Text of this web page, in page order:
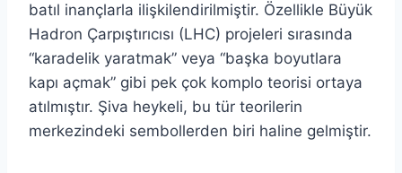
batıl inançlarla ilişkilendirilmiştir. Özellikle Büyük
Hadron Çarpıştırıcısı (LHC) projeleri sırasında
“karadelik yaratmak” veya “başka boyutlara
kapı açmak” gibi pek çok komplo teorisi ortaya
atılmıştır. Şiva heykeli, bu tür teorilerin
merkezindeki sembollerden biri haline gelmiştir.